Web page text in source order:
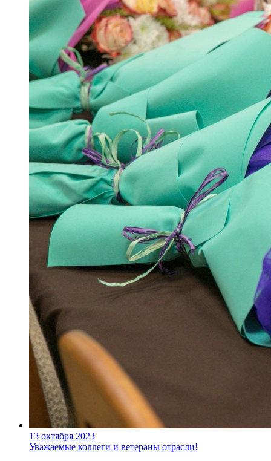
13 октября 2023
Уважаемые коллеги и ветераны отрасли!